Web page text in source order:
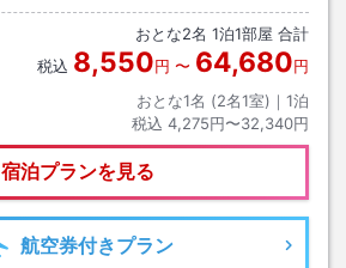
おとな2名 1泊1部屋 合計
税込 8,550円 〜 64,680円
おとな1名 (2名1室)｜ 1泊
税込 4,275円〜32,340円
宿泊プランを見る
航空券付きプラン